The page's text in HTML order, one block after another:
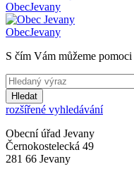
ObecJevany
ObecJevany
S čím Vám můžeme pomoci
Hledat
rozšířené vyhledávání
Obecní úřad Jevany
Černokostelecká 49
281 66 Jevany